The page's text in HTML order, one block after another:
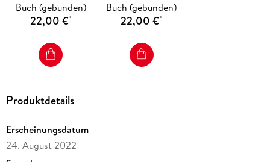
Buch (gebunden)
22,00 €*
Buch (gebunden)
22,00 €*
Produktdetails
Erscheinungsdatum
24. August 2022